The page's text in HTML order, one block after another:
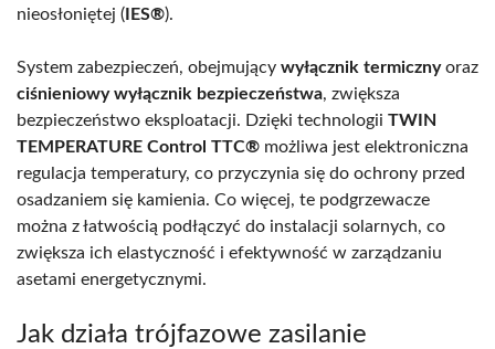
nieosłoniętej ( IES®).
System zabezpieczeń, obejmujący wyłącznik termicznyoraz
ciśnieniowy wyłącznik bezpieczeństwa, zwiększa
bezpieczeństwo eksploatacji. Dzięki technologii TWIN
TEMPERATURE Control TTC® możliwa jest elektroniczna
regulacja temperatury, co przyczynia się do ochrony przed
osadzaniem się kamienia. Co więcej, te podgrzewacze
można z łatwością podłączyć do instalacji solarnych, co
zwiększa ich elastyczność i efektywność w zarządzaniu
asetami energetycznymi.
Jak działa trójfazowe zasilanie